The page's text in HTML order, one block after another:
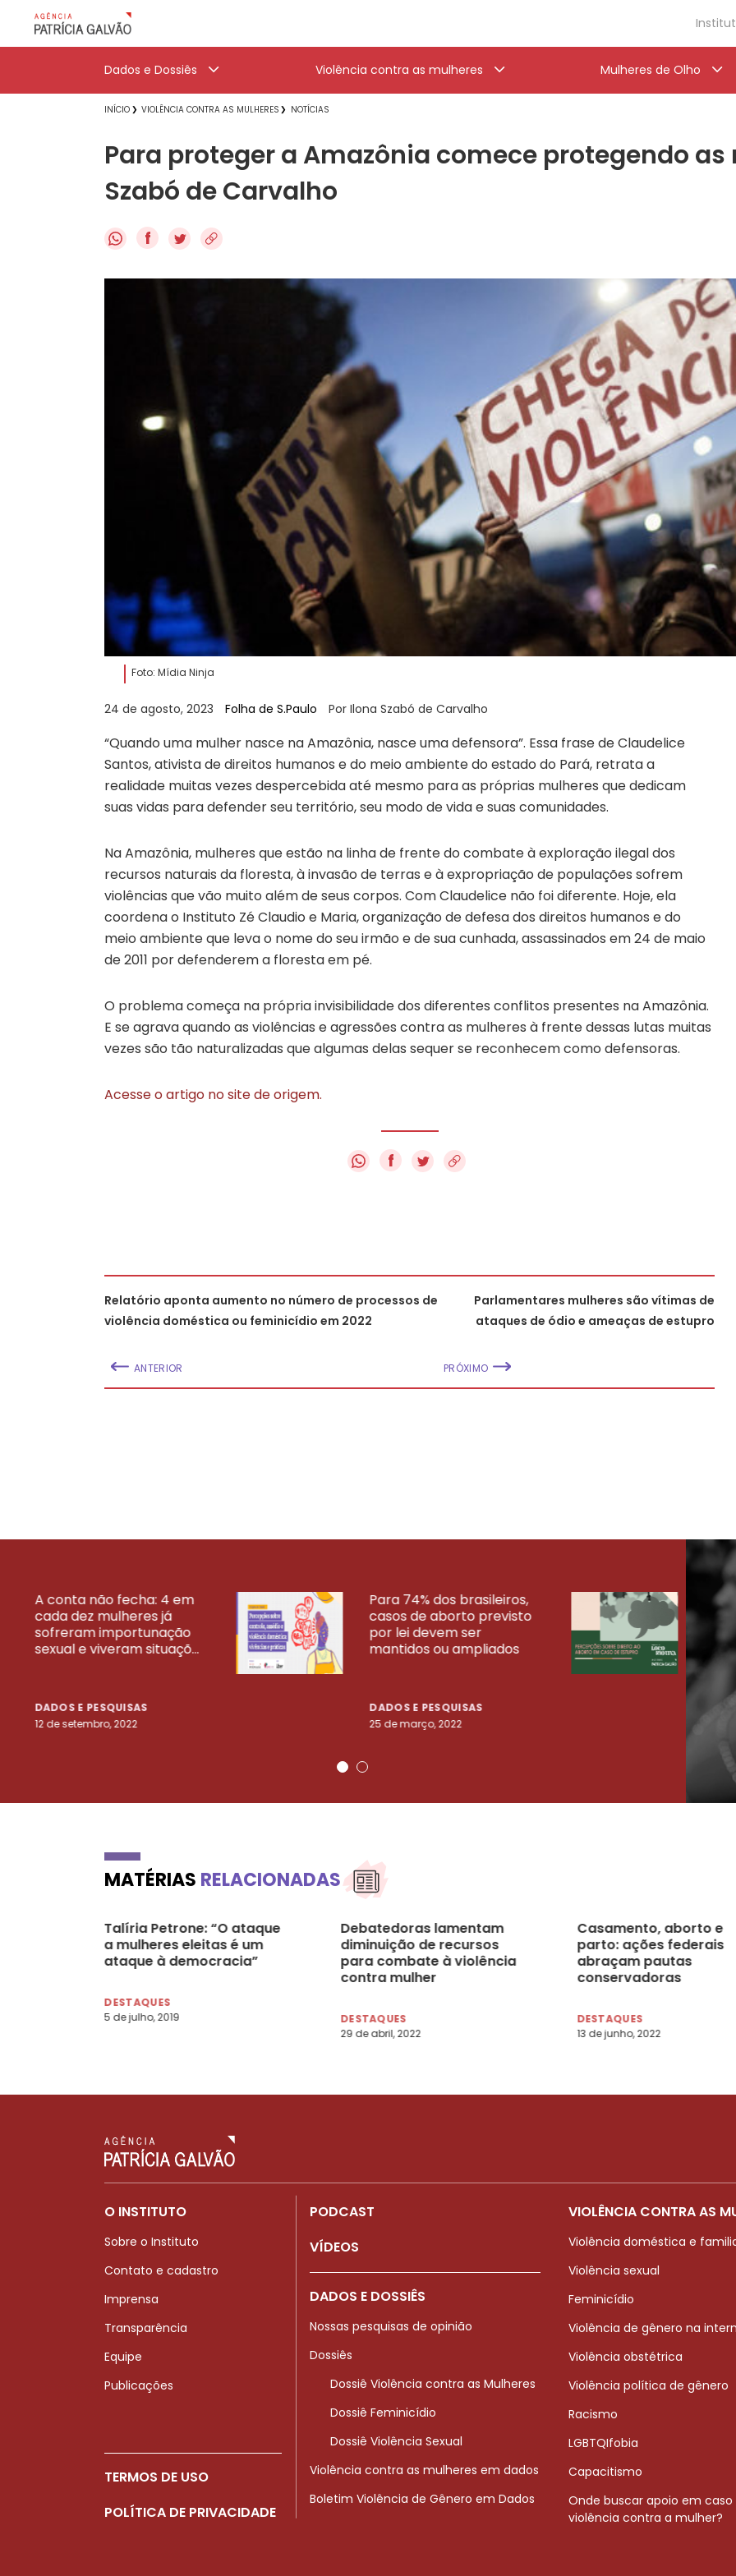
Dados e Dossiês Violência contra as mulheres Mulheres de Olho
INÍCIO VIOLÊNCIA CONTRA AS MULHERES NOTÍCIAS
Para proteger a Amazônia comece protegendo
Szabó de Carvalho
f
Foto: Mídia Ninja
24 de agosto, 2023 Folha de S.Paulo Por Ilona Szabó de Carvalho
“Quando uma mulher nasce na Amazônia, nasce uma defensora”. Essa frase de Claudelice
Santos, ativista de direitos humanos e do meio ambiente do estado do Pará, retrata a
realidade muitas vezes despercebida até mesmo para as próprias mulheres que dedicam
suas vidas para defender seu território, seu modo de vida e suas comunidades.
Na Amazônia, mulheres que estão na linha de frente do combate à exploração ilegal dos
recursos naturais da floresta, à invasão de terras e à expropriação de populações sofrem
violências que vão muito além de seus corpos. Com Claudelice não foi diferente. Hoje, ela
coordena o Instituto Zé Claudio e Maria, organização de defesa dos direitos humanos e do
meio ambiente que leva o nome do seu irmão e de sua cunhada, assassinados em 24 de maio
de 2011 por defenderem a floresta em pé.
O problema começa na própria invisibilidade dos diferentes conflitos presentes na Amazônia.
E se agrava quando as violências e agressões contra as mulheres à frente dessas lutas muitas
vezes são tão naturalizadas que algumas delas sequer se reconhecem como defensoras.
Acesse o artigo no site de origem.
f
Relatório aponta aumento no número de processos de
violência doméstica ou feminicídio em 2022
ANTERIOR
Parlamentares mulheres são vítimas de
ataques de ódio e ameaças de estupro
PRÓXIMO
A conta não fecha: 4 em
cada dez mulheres já
sofreram importunação
sexual e viveram situaçõ...
DADOS E PESQUISAS
12 de setembro, 2022
Para 74% dos brasileiros,
casos de aborto previsto
por lei devem ser
mantidos ou ampliados
DADOS E PESQUISAS
25 de março, 2022
23
VEJA MAIS PESQUISAS
MATÉRIAS RELACIONADAS
Talíria Petrone: “O ataque
a mulheres eleitas é um
ataque à democracia”
DESTAQUES
5 de julho, 2019
Debatedoras lamentam
diminuição de recursos
para combate à violência
contra mulher
DESTAQUES
29 de abril, 2022
Casamento, aborto e
parto: ações federais
abraçam pautas
conservadoras
DESTAQUES
13 de junho, 2022
O INSTITUTO
Sobre o Instituto
Contato e cadastro
Imprensa
Transparência
Equipe
Publicações
TERMOS DE USO
POLÍTICA DE PRIVACIDADE
PODCAST
VÍDEOS
DADOS E DOSSIÊS
Nossas pesquisas de opinião
Dossiês
Dossiê Violência contra as Mulheres
Dossiê Feminicídio
Dossiê Violência Sexual
Violência contra as mulheres em dados
Boletim Violência de Gênero em Dados
VIOLÊNCIA CONTRA AS
Violência doméstica e
Violência sexual
Feminicídio
Violência de gênero na
Violência obstétrica
Violência política de gênero
Racismo
LGBTQIfobia
Capacitismo
Onde buscar apoio em caso
violência contra a mulher?